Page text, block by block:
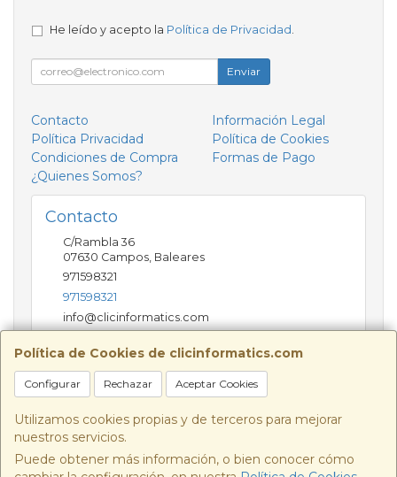
Política de Cookies de clicinformatics.com
Configurar Rechazar Aceptar Cookies
Utilizamos cookies propias y de terceros para mejorar
nuestros servicios.
Puede obtener más información, o bien conocer cómo
He leído y acepto la Política de Privacidad
Enviar
Contacto
Información Legal
Política Privacidad
Política de Cookies
Condiciones de Compra
Formas de Pago
¿Quienes Somos?
Contacto
C/Rambla 36
07630 Campos Baleares
971598321
971598321
info@clicinformatics.com
Horario
De lunes a viernes 9:00-13:30/16:00-19:30 Sábados
10:00-13:00